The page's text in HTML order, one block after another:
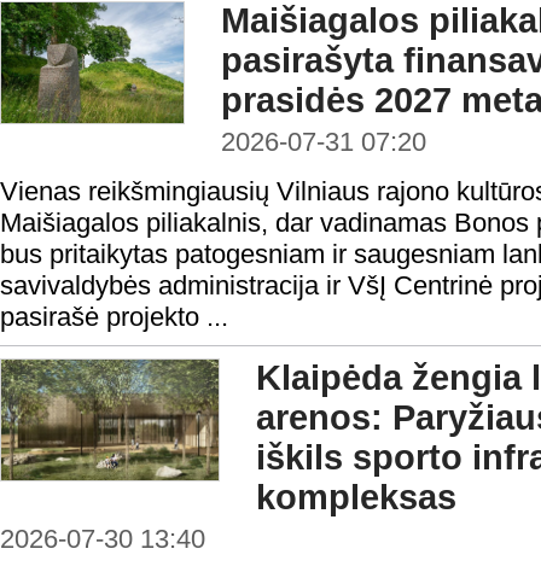
Maišiagalos
pasirašyta
prasidės 2027
2026-07-31 07:20
Vienas reikšmingiausių Vilniaus rajono
Maišiagalos piliakalnis, dar vadinamas
bus pritaikytas patogesniam ir saugesniam
savivaldybės administracija ir VšĮ Centrinė
pasirašė projekto ...
Klaipėda žengia
arenos:
iškils sporto
kompleksas
2026-07-30 13:40